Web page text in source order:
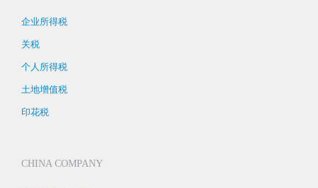
企业所得税
关税
个人所得税
土地增值税
印花税
CHINA COMPANY